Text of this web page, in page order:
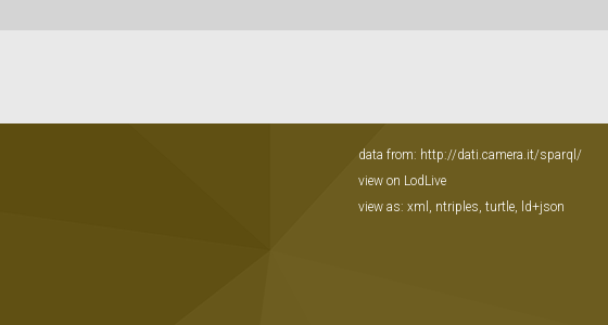
data from: http://dati.camera.it/sparql/
view on LodLive
view as: xml , ntriples, turtle, ld+json